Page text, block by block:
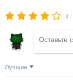
4 /
Лучшие